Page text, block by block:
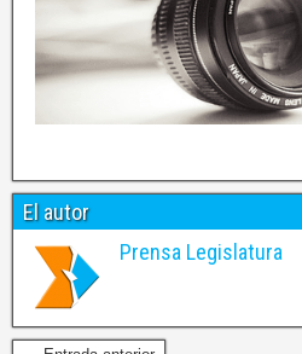
El autor
Prensa Legislatura